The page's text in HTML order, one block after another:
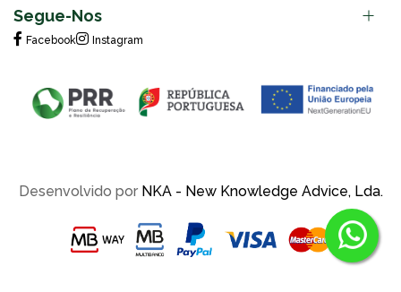
Segue-Nos
Facebook Instagram
Desenvolvido por NKA - New Knowledge Advice, Lda.